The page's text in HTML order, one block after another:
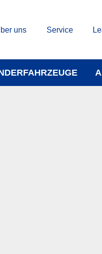
uns Service